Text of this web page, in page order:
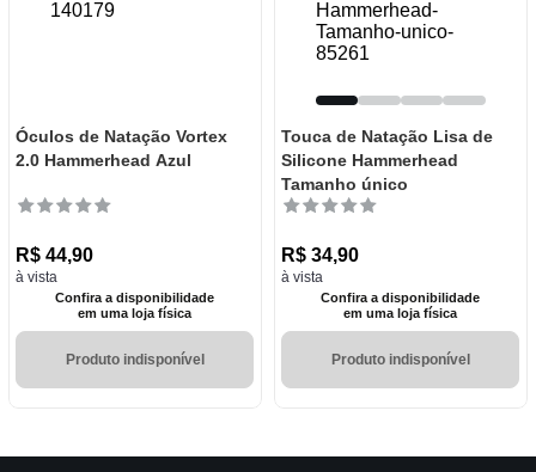
Óculos de Natação Vortex
2.0 Hammerhead Azul
R$ 44,90
à vista
Confira a disponibilidade
em uma loja física
Produto indisponível
Touca de Natação Lisa de
Silicone Hammerhead
Tamanho único
R$ 34,90
à vista
Confira a disponibilidade
em uma loja física
Produto indisponível